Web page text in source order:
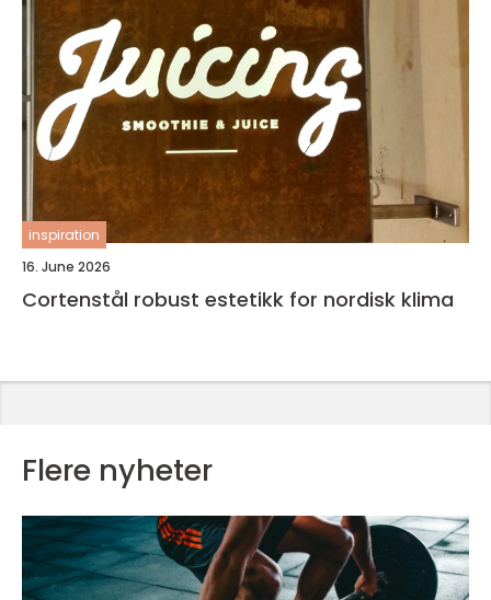
inspiration
16. June 2026
Cortenstål robust estetikk for nordisk klima
Flere nyheter